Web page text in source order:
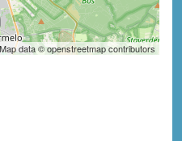
data © openstreetmap contributors